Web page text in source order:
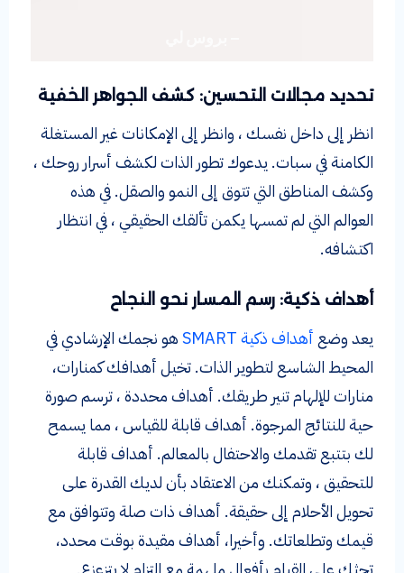
تحديد مجالات التحسين: كشف الجواهر الخفية
انظر إلى داخل نفسك ، وانظر إلى الإمكانات غير المستغلة
الكامنة في سبات. يدعوك تطور الذات لكشف أسرار روحك ،
وكشف المناطق التي تتوق إلى النمو والصقل. في هذه
العوالم التي لم تمسها يكمن تألقك الحقيقي ، في انتظار
اكتشافه.
أهداف ذكية: رسم المسار نحو النجاح
يعد وضع أهداف ذكية SMART
هو نجمك الإرشادي في
المحيط الشاسع لتطوير الذات. تخيل أهدافك كمنارات،
منارات للإلهام تنير طريقك. أهداف محددة ، ترسم صورة
حية للنتائج المرجوة. أهداف قابلة للقياس ، مما يسمح
لك بتتبع تقدمك والاحتفال بالمعالم. أهداف قابلة
للتحقيق ، وتمكنك من الاعتقاد بأن لديك القدرة على
تحويل الأحلام إلى حقيقة. أهداف ذات صلة وتتوافق مع
قيمك وتطلعاتك. وأخيرا، أهداف مقيدة بوقت محدد،